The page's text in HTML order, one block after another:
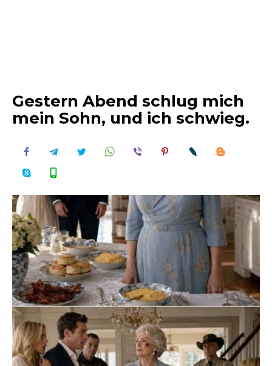
Gestern Abend schlug mich
mein Sohn, und ich schwieg.